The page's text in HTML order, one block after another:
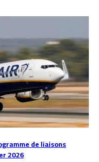
de liaisons
2026